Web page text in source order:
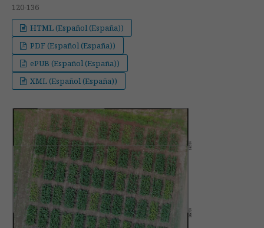
120-136
HTML (Español (España))
PDF (Español (España))
ePUB (Español (España))
XML (Español (España))